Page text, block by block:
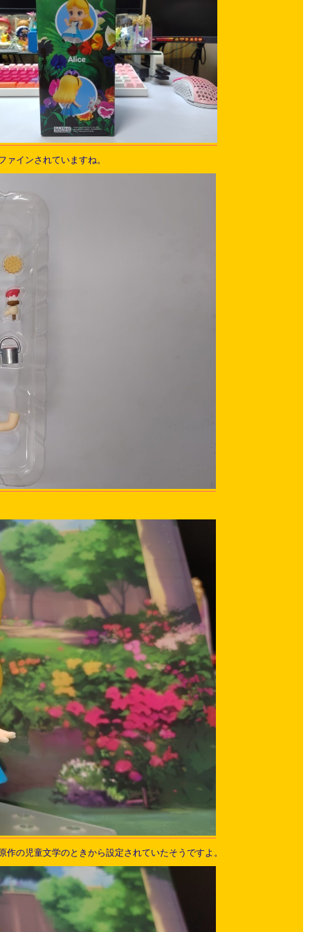
インされていますね。
の児童文学のときから設定されていたそうですよ。